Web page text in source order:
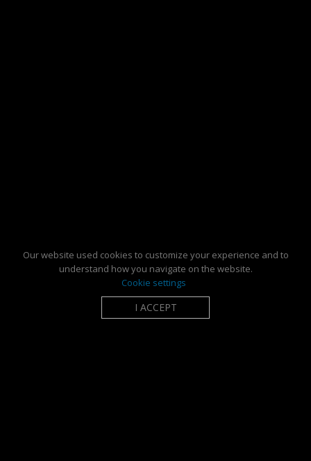
Our website used cookies to customize your experience and to
understand how you navigate on the website.
Cookie settings
I ACCEPT